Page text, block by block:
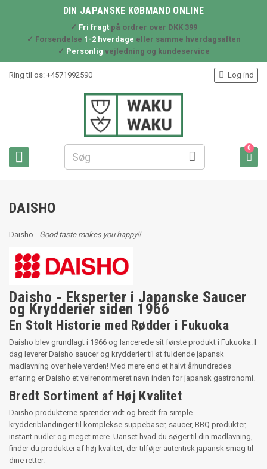
DIN JAPANSKE KØBMAND ONLINE
✓ Fri fragtpå ordrer over DKK 399
✓ Forsendelse 1-2 hverdage eller samme hverdagsaften
✓ Personlig vejledning og kundeservice
Ring til os: +4571992590
 
 Log ind

0
DAISHO
Daisho - Good taste makes you happy!!
Daisho - Eksperter i Japanske Saucer
og Krydderier siden 1966
En Stolt Historie med Rødder i Fukuoka
Daisho blev grundlagt i 1966 og lancerede sit første produkt i Fukuoka. I
dag leverer Daisho saucer og krydderier til at fuldende japansk
madlavning over hele verden! Med mere end et halvt århundredes
erfaring er Daisho et velrenommeret navn inden for japansk gastronomi.
Bredt Sortiment af Høj Kvalitet
Daisho produkterne spænder vidt og bredt fra simple
krydderiblandinger til komplekse suppebaser, saucer, BBQ produkter,
instant nudler og meget mere. Uanset hvad du søger til din madlavning,
finder du produkter af høj kvalitet, der tilføjer autentisk japansk smag til
dine retter.